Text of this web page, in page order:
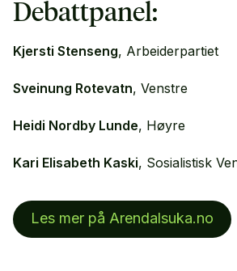
Debattpanel:
Kjersti Stenseng, Arbeiderpartiet
Sveinung Rotevatn, Venstre
Heidi Nordby Lunde, Høyre
Kari Elisabeth Kaski, Sosialistisk
Les mer på Arendalsuka.no